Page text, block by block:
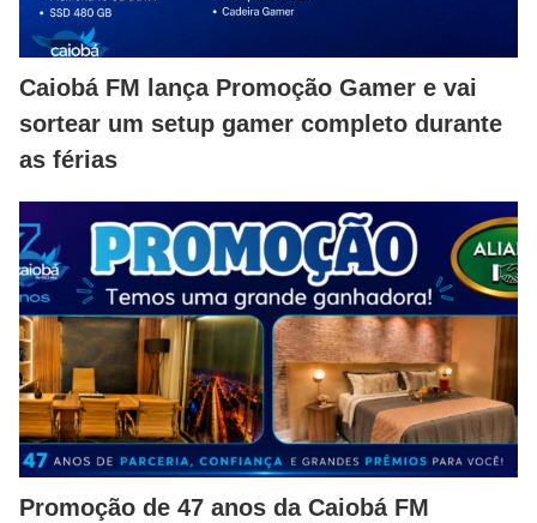
Caiobá FM lança Promoção Gamer e vai
sortear um setup gamer completo durante
as férias
Promoção de 47 anos da Caiobá FM